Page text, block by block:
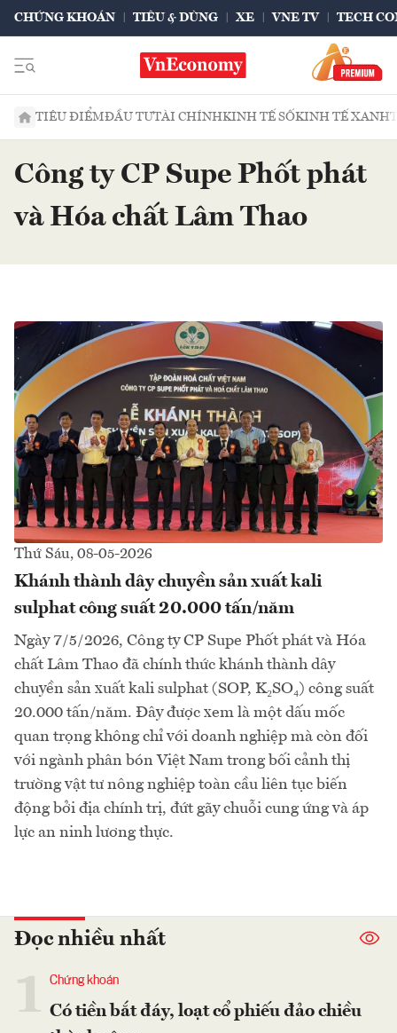
CHỨNG KHOÁN TIÊU & DÙNG XE VNE TV TECH
TIÊU ĐIỂMĐẦU TƯTÀI CHÍNHKINH TẾ SỐKINH TẾ XANH
Công ty CP Supe Phốt phát
và Hóa chất Lâm Thao
Thứ Sáu, 08-05-2026
Khánh thành dây chuyền sản xuất kali
sulphat công suất 20.000 tấn/năm
Ngày 7/5/2026, Công ty CP Supe Phốt phát và Hóa
chất Lâm Thao đã chính thức khánh thành dây
chuyền sản xuất kali sulphat (SOP, K₂SO₄) công suất
20.000 tấn/năm. Đây được xem là một dấu mốc
quan trọng không chỉ với doanh nghiệp mà còn đối
với ngành phân bón Việt Nam trong bối cảnh thị
trường vật tư nông nghiệp toàn cầu liên tục biến
động bởi địa chính trị, đứt gãy chuỗi cung ứng và áp
lực an ninh lương thực.
Đọc nhiều nhất
Chứng khoán
Có tiền bắt đáy, loạt cổ phiếu đảo chiều